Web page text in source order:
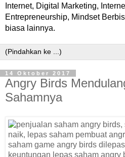
Internet, Digital Marketing,
Entrepreneurship, Mindset
biasa lainnya.
14 Oktober 2017
Angry Birds
Sahamnya